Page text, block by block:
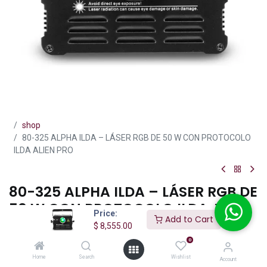
Price:
$ 8,555.00
Add to Cart
Home Search
0
Wishlist Account
shop
80-325 ALPHA ILDA – LÁSER RGB DE 50 W CON PROTOCOLO
ILDA ALIEN PRO
80-325 ALPHA ILDA – LÁSER RGB DE
50 W CON PROTOCOLO ILDA ALIEN
(0 reseña)
AlienPro Alpha ILDA: espectáculo láser RGB potente (50 W),